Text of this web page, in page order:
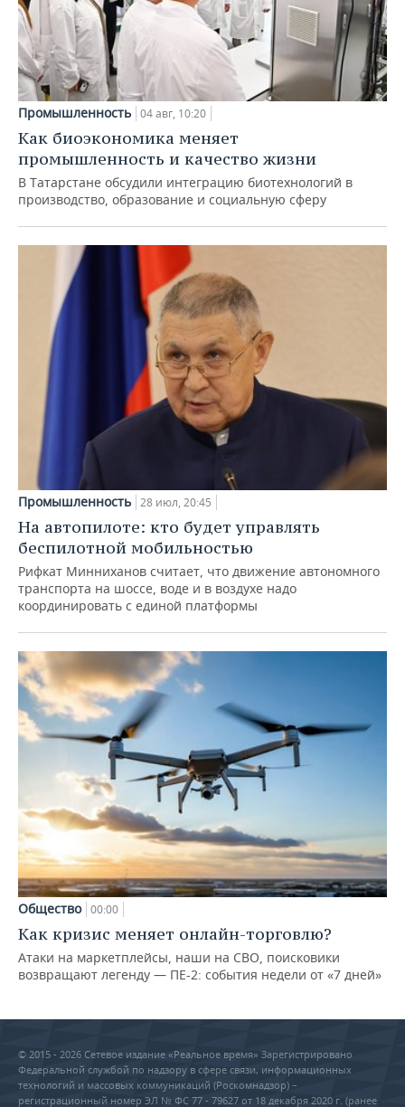
Промышленность 04 авг, 10:20
Как биоэкономика меняет
промышленность и качество жизни
В Татарстане обсудили интеграцию биотехнологий в
производство, образование и социальную сферу
Промышленность 28 июл, 20:45
На автопилоте: кто будет управлять
беспилотной мобильностью
Рифкат Минниханов считает, что движение автономного
транспорта на шоссе, воде и в воздухе надо
координировать с единой платформы
Общество 00:00
Как кризис меняет онлайн-торговлю?
Атаки на маркетплейсы, наши на СВО, поисковики
возвращают легенду — ПЕ-2: события недели от «7 дней»
© 2015 - 2026 Сетевое издание «Реальное время» Зарегистрировано
Федеральной службой по надзору в сфере связи, информационных
технологий и массовых коммуникаций (Роскомнадзор) –
регистрационный номер ЭЛ № ФС 77 - 79627 от 18 декабря 2020 г. (ранее